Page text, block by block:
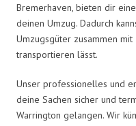
Bremerhaven, bieten dir
deinen Umzug. Dadurch
Umzugsgüter zusammen
transportieren lässt.
Unser professionelles und
deine Sachen sicher und
Warrington gelangen. Wir